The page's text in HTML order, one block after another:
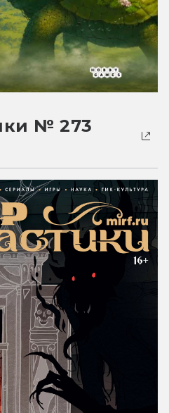
№ 273